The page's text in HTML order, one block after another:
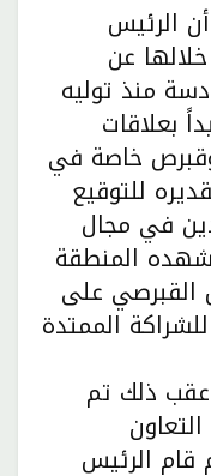
الرئيس
عن
منذ توليه
٢٠٢٣، مشيداً بعلاقات
خاصة في
للتوقيع
في مجال
المنطقة
القبرصي على
الممتدة
ذلك تم
الرئيس